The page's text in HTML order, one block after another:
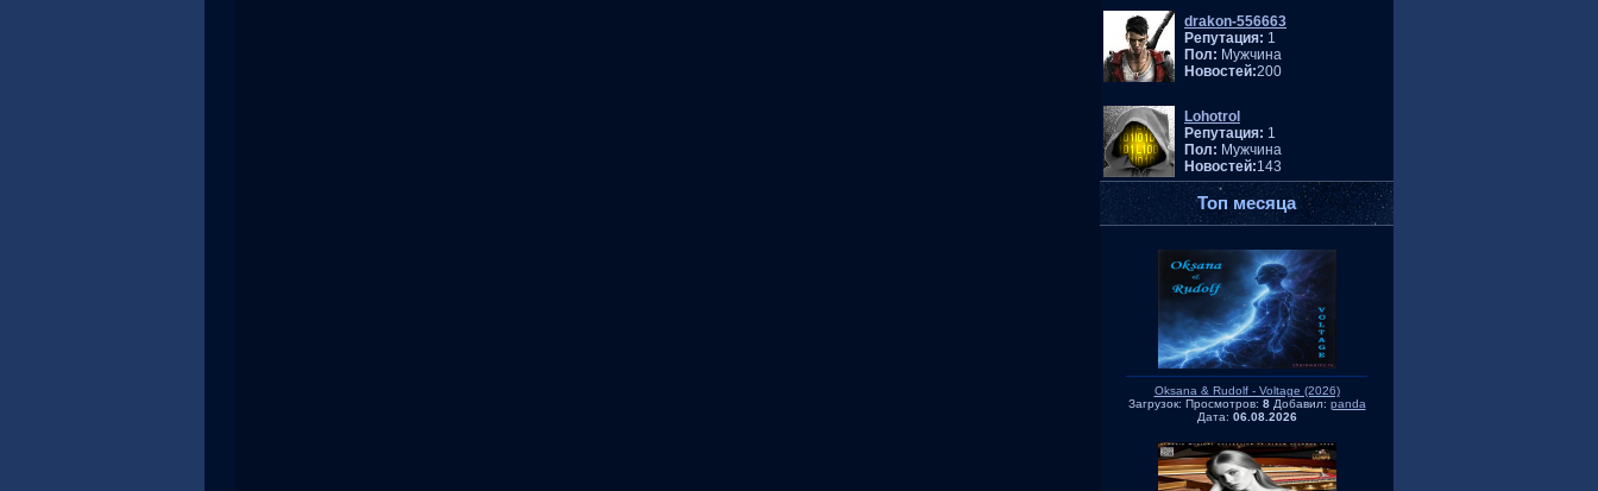
drakon-556663
Репутация: 1
Пол: Мужчина
Новостей:200
Lohotrol
Репутация: 1
Пол: Мужчина
Новостей:143
Топ месяца
Oksana & Rudolf - Voltage (2026)
Загрузок: Просмотров: 8Добавил: panda
Дата: 06.08.2026